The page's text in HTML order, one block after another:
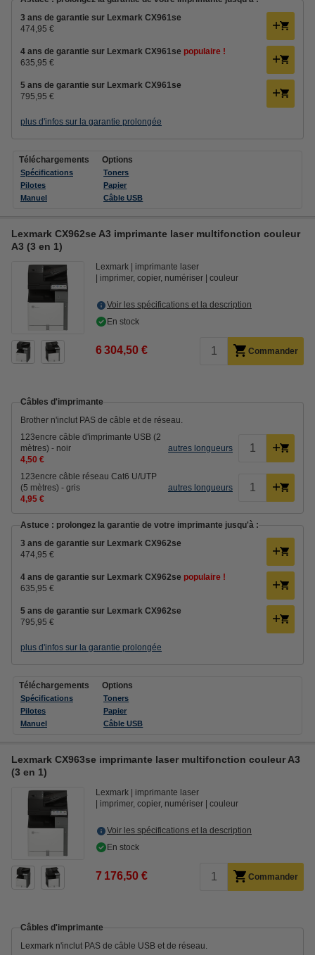
3 ans de garantie sur Lexmark CX961se
474,95 €
4 ans de garantie sur Lexmark CX961se populaire !
635,95 €
5 ans de garantie sur Lexmark CX961se
795,95 €
plus d'infos sur la garantie prolongée
Téléchargements
Spécifications
Pilotes
Manuel
Options
Toners
Papier
Câble USB
Lexmark CX962se A3 imprimante laser multifonction couleur
A3 (3 en 1)
Lexmark
imprimante laser
imprimer, copier, numériser
couleur
Voir les spécifications et la description
En stock
6 304,50 € Commander
Câbles d'imprimante
Brother n'inclut PAS de câble et de réseau.
123encre câble d'imprimante USB (2
mètres) - noir
4,50 €
autres longueurs
123encre câble réseau Cat6 U/UTP
(5 mètres) - gris
4,95 €
autres longueurs
Astuce : prolongez la garantie de votre imprimante jusqu'à :
3 ans de garantie sur Lexmark CX962se
474,95 €
4 ans de garantie sur Lexmark CX962se populaire !
635,95 €
5 ans de garantie sur Lexmark CX962se
795,95 €
plus d'infos sur la garantie prolongée
Téléchargements
Spécifications
Pilotes
Manuel
Options
Toners
Papier
Câble USB
Lexmark CX963se imprimante laser multifonction couleur A3
(3 en 1)
Lexmark
imprimante laser
imprimer, copier, numériser
couleur
Voir les spécifications et la description
En stock
7 176,50 € Commander
Câbles d'imprimante
Lexmark n'inclut PAS de câble USB et de réseau.